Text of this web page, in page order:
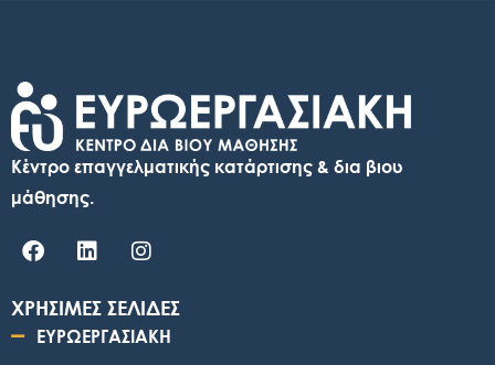
Κέντρο επαγγελματικής κατάρτισης & δια βιου
μάθησης.
ΧΡΗΣΙΜΕΣ ΣΕΛΙΔΕΣ
ΕΥΡΩΕΡΓΑΣΙΑΚΗ